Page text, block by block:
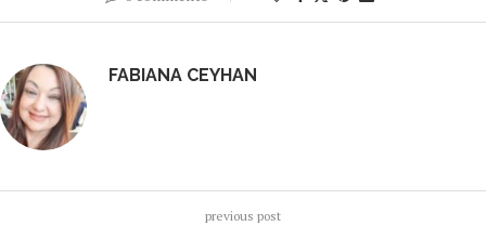
FABIANA CEYHAN
previous post